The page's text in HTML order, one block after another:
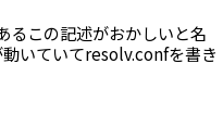
この記述がおかしいと名
いていてresolv.confを書き